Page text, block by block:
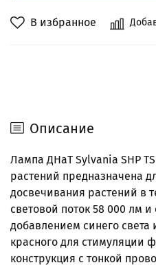
В избранное
Описание
Лампа ДНаТ Sylvania SHP
растений предназначена
досвечивания растений в
световой поток 58 000 лм и
добавлением синего
красного для стимуляции
конструкция с тонкой